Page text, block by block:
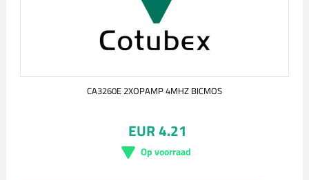
CA3260E 2XOPAMP 4MHZ BICMOS
EUR 4.21
Op voorraad